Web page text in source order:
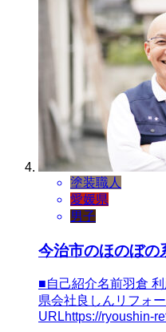
塗装職人
愛媛県
男子
今治市のほのぼの
■自己紹介名前羽倉
県会社良しんリフォ
URLhttps://ryoushin-